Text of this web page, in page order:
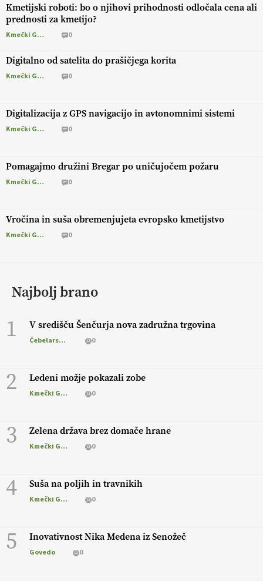
Kmetijski roboti: bo o njihovi prihodnosti odločala cena ali
prednosti za kmetijo?
Kmečki Glas 0
Digitalno od satelita do prašičjega korita
Kmečki Glas 0
Digitalizacija z GPS navigacijo in avtonomnimi sistemi
Kmečki Glas 0
Pomagajmo družini Bregar po uničujočem požaru
Kmečki Glas 0
Vročina in suša obremenjujeta evropsko kmetijstvo
Kmečki Glas 0
Najbolj brano
1 V središču Šenčurja nova zadružna trgovina
Čebelarstvo 0
2 Ledeni možje pokazali zobe
Kmečki Glas 0
3 Zelena država brez domače hrane
Kmečki Glas 0
4 Suša na poljih in travnikih
Kmečki Glas 0
5 Inovativnost Nika Medena iz Senožeč
Govedo 0